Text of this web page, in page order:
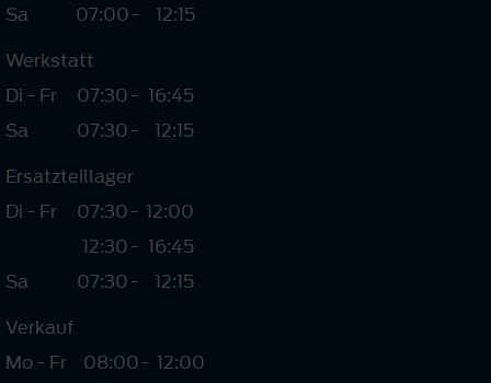
Sa
07:00-
12:15
Werkstatt
Di - Fr
07:30- 16:45
Sa
07:30-
12:15
Ersatzteillager
Di - Fr
07:30
12:30
-
-
12:00
16:45
Sa
07:30-
12:15
Verkauf
Mo - Fr
08:00- 12:00